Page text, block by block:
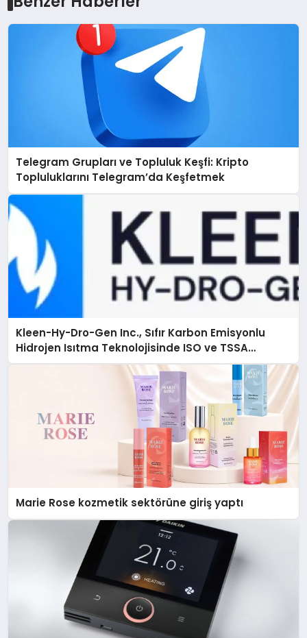
Telegram Grupları ve Topluluk Keşfi: Kripto
Topluluklarını Telegram’da Keşfetmek
Kleen-Hy-Dro-Gen Inc., Sıfır Karbon Emisyonlu
Hidrojen Isıtma Teknolojisinde ISO ve TSSA
Düzenleyici Onaylarını Aldı
Marie Rose kozmetik sektörüne giriş yaptı